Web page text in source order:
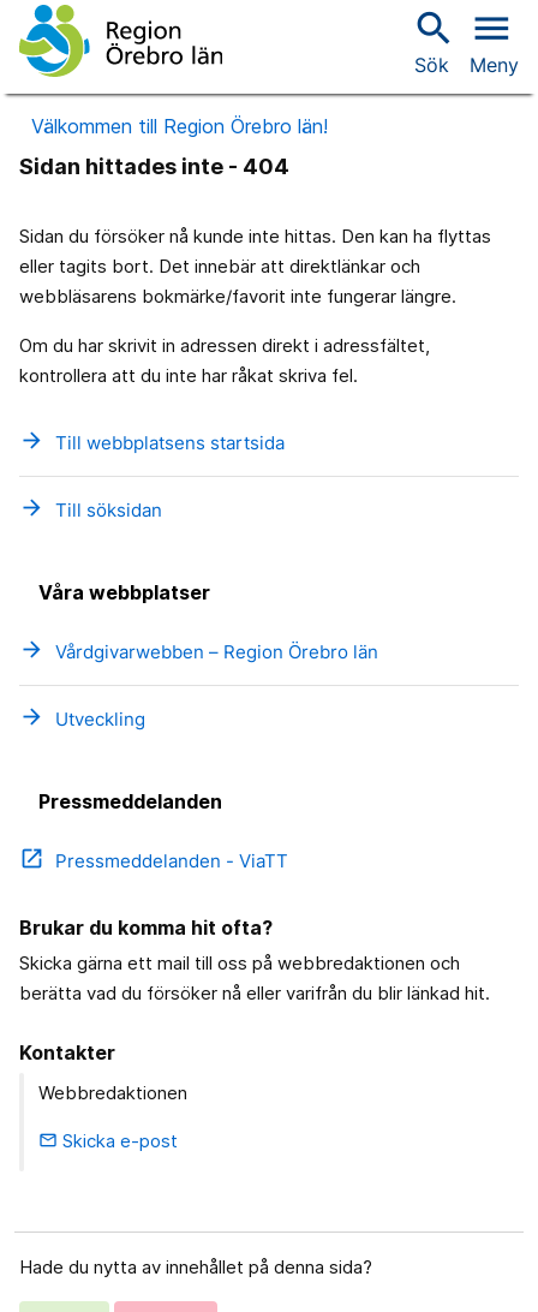
search
Sök
menu
Meny
Välkommen till Region Örebro län!
Sidan hittades inte - 404
Sidan du försöker nå kunde inte hittas. Den kan ha flyttas
eller tagits bort. Det innebär att direktlänkar och
webbläsarens bokmärke/favorit inte fungerar längre.
Om du har skrivit in adressen direkt i adressfältet,
kontrollera att du inte har råkat skriva fel.
arrow_forward Till webbplatsens startsida
arrow_forward Till söksidan
Våra webbplatser
arrow_forward Vårdgivarwebben – Region Örebro län
arrow_forward Utveckling
Pressmeddelanden
open_in_new Pressmeddelanden - ViaTT
Brukar du komma hit ofta?
Skicka gärna ett mail till oss på webbredaktionen och
berätta vad du försöker nå eller varifrån du blir länkad hit.
Kontakter
Webbredaktionen
email Skicka e-post
Hade du nytta av innehållet på denna sida?